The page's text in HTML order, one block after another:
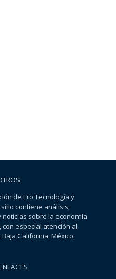
de Ero Tecnología y
contiene análisis,
sobre la economía
especial atención al
California, México.